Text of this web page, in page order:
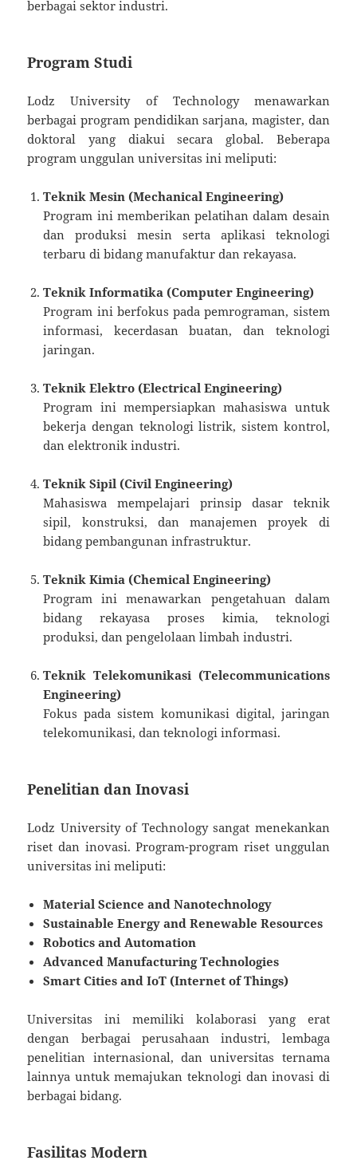
berbagai sektor industri.
Program Studi
Lodz University of Technology menawarkan
berbagai program pendidikan sarjana, magister, dan
doktoral yang diakui secara global. Beberapa
program unggulan universitas ini meliputi:
Teknik Mesin (Mechanical Engineering)
Program ini memberikan pelatihan dalam desain
dan produksi mesin serta aplikasi teknologi
terbaru di bidang manufaktur dan rekayasa.
Teknik Informatika (Computer Engineering)
Program ini berfokus pada pemrograman, sistem
informasi, kecerdasan buatan, dan teknologi
jaringan.
Teknik Elektro (Electrical Engineering)
Program ini mempersiapkan mahasiswa untuk
bekerja dengan teknologi listrik, sistem kontrol,
dan elektronik industri.
Teknik Sipil (Civil Engineering)
Mahasiswa mempelajari prinsip dasar teknik
sipil, konstruksi, dan manajemen proyek di
bidang pembangunan infrastruktur.
Teknik Kimia (Chemical Engineering)
Program ini menawarkan pengetahuan dalam
bidang rekayasa proses kimia, teknologi
produksi, dan pengelolaan limbah industri.
Teknik Telekomunikasi (Telecommunications
Engineering)
Fokus pada sistem komunikasi digital, jaringan
telekomunikasi, dan teknologi informasi.
Penelitian dan Inovasi
Lodz University of Technology sangat menekankan
riset dan inovasi. Program-program riset unggulan
universitas ini meliputi:
Material Science and Nanotechnology
Sustainable Energy and Renewable Resources
Robotics and Automation
Advanced Manufacturing Technologies
Smart Cities and IoT (Internet of Things)
Universitas ini memiliki kolaborasi yang erat
dengan berbagai perusahaan industri, lembaga
penelitian internasional, dan universitas ternama
lainnya untuk memajukan teknologi dan inovasi di
berbagai bidang.
Fasilitas Modern